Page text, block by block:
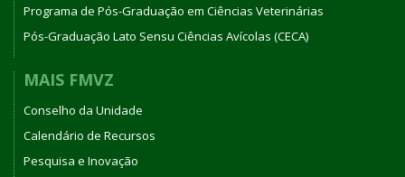
Programa de Pós-Graduação em Ciências Veterinárias
Pós-Graduação Lato Sensu Ciências Avícolas (CECA)
MAIS FMVZ
Conselho da Unidade
Calendário de Recursos
Pesquisa e Inovação